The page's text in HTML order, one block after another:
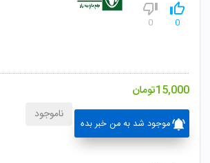
0
0
15,000تومان
موجود شد به من خبر بده
ناموجود